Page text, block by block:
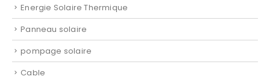
Energie Solaire Thermique
Panneau solaire
pompage solaire
Cable